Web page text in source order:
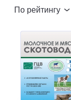
По рейтингу